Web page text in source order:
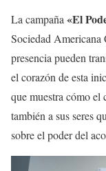
La campaña «El
Sociedad Americana
presencia pueden
el corazón de esta
que muestra cómo el
también a sus seres
sobre el poder del